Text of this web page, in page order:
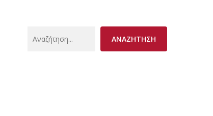
ΑΝΑΖΗΤΗΣΗ